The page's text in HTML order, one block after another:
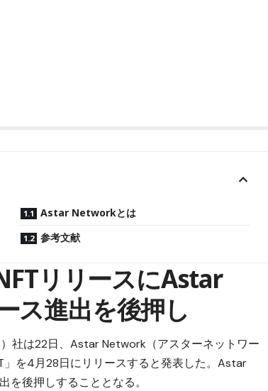
Astar Networkとは
参考文献
リリースにAstar
ス進出を後押し
社は22日、Astar Network（アスターネットワー
を4月28日にリリースすると発表した。Astar
後押しすることとなる。